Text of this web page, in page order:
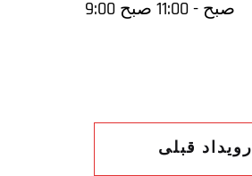
9:00 صبح - 11:00 صبح
رویداد قبلی